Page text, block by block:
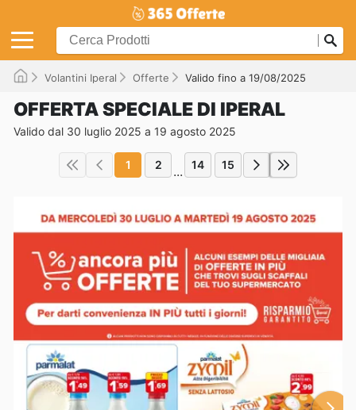
Volantini Iperal Offerte Valido fino a 19/08/2025
OFFERTA SPECIALE DI IPERAL
Valido dal 30 luglio 2025 a 19 agosto 2025
1 2 ... 14 15